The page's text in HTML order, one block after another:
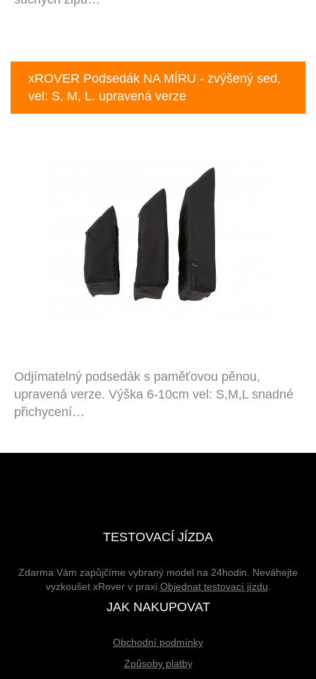
xROVER Podsedák NA MÍRU - zvýšený sed,
vel: S, M, L. upravená verze
Odjímatelný podsedák s paměťovou pěnou,
upravená verze. Výška 6-10cm vel: S,M,L snadné
přichycení…
TESTOVACÍ JÍZDA
Zdarma Vám zapůjčíme vybraný model na 24hodin. Neváhejte
vyzkoušet xRover v praxi. Objednat testovací jízdu
JAK NAKUPOVAT
Obchodní podmínky
Způsoby platby